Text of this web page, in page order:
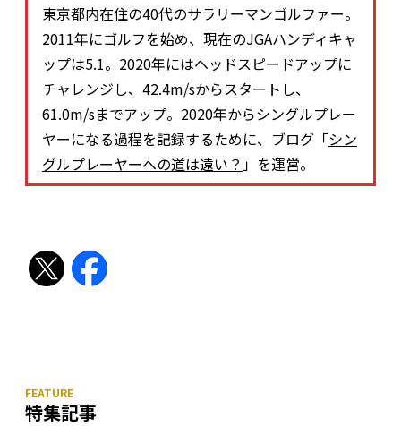
東京都内在住の40代のサラリーマンゴルファー。
2011年にゴルフを始め、現在のJGAハンディキャ
ップは5.1。2020年にはヘッドスピードアップに
チャレンジし、42.4m/sからスタートし、
61.0m/sまでアップ。2020年からシングルプレー
ヤーになる過程を記録するために、ブログ「シン
グルプレーヤーへの道は遠い？ 」を運営。
特集記事